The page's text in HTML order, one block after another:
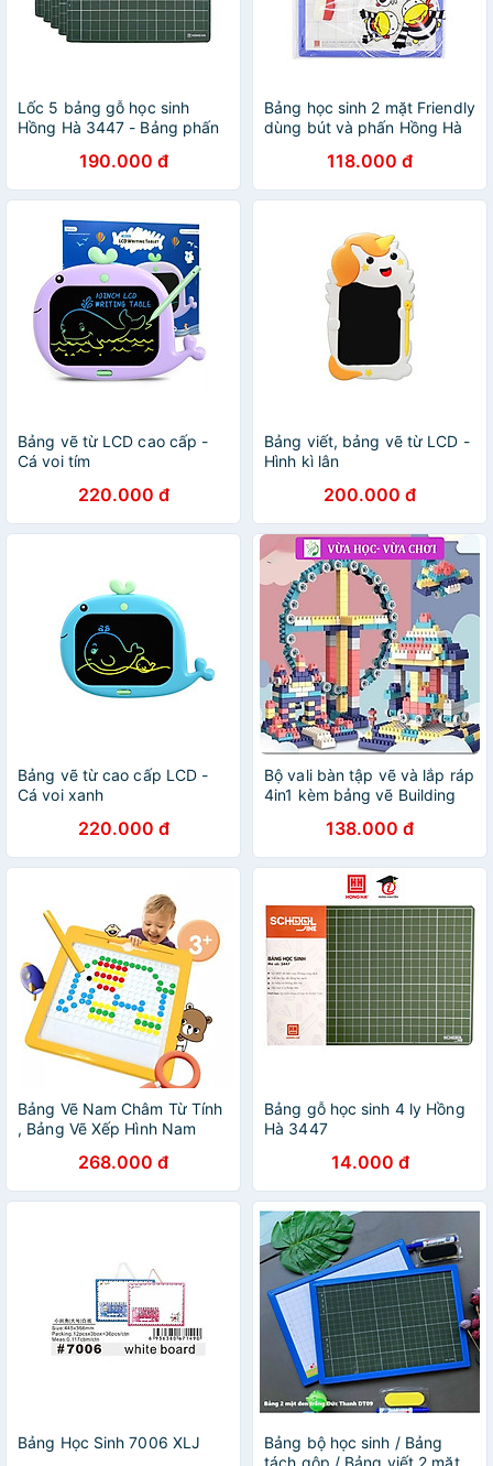
Lốc 5 bảng gỗ học sinh
Hồng Hà 3447 - Bảng phấn
190.000 đ
Bảng học sinh 2 mặt Friendly
dùng bút và phấn Hồng Hà
118.000 đ
Bảng vẽ từ LCD cao cấp -
Cá voi tím
220.000 đ
Bảng viết, bảng vẽ từ LCD -
Hình kì lân
200.000 đ
Bảng vẽ từ cao cấp LCD -
Cá voi xanh
220.000 đ
Bộ vali bàn tập vẽ và lắp ráp
4in1 kèm bảng vẽ Building
đồ chơi phát triển trí tuệ lắp
ráp mô hình Hàng Chính
Hãng/hàng nhập khẩu
138.000 đ
Bảng Vẽ Nam Châm Từ Tính
, Bảng Vẽ Xếp Hình Nam
Giáo Dục Xếp Hình Nam
Châm, Bảng Vẽ Bút Bi Nam
Châm Từ Tính Cho Bé
268.000 đ
Bảng gỗ học sinh 4 ly Hồng
Hà 3447
14.000 đ
Bảng Học Sinh 7006 XLJ
Bảng bộ học sinh / Bảng
tách gộp / Bảng viết 2 mặt